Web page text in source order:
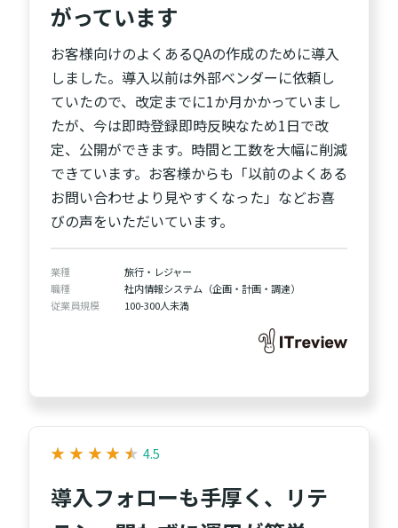
がっています
お客様向けのよくあるQAの作成のために導入
しました。導入以前は外部ベンダーに依頼し
ていたので、改定までに1か月かかっていまし
たが、今は即時登録即時反映なため1日で改
定、公開ができます。時間と工数を大幅に削減
できています。お客様からも「以前のよくある
お問い合わせより見やすくなった」などお喜
びの声をいただいています。
業種
旅行・レジャー
職種
社内情報システム（企画・計画・調達）
従業員規模
100-300人未満
★
★ ★
★ ★
★ ★
★ ★
★ 4.5
導入フォローも手厚く、リテ